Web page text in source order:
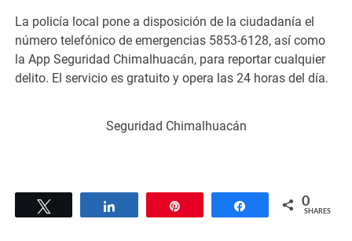
La policía local pone a disposición de la ciudadanía el
número telefónico de emergencias 5853-6128, así como
la App Seguridad Chimalhuacán, para reportar cualquier
delito. El servicio es gratuito y opera las 24 horas del día.
Seguridad Chimalhuacán
Share 0
SHARES